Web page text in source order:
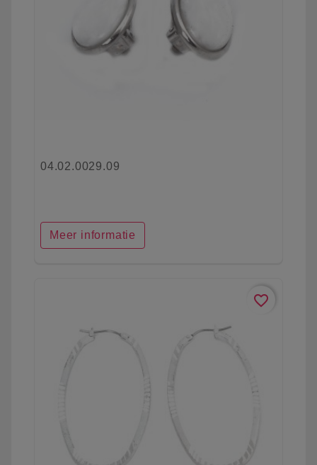
04.02.0029.09
Meer informatie
favorite_border